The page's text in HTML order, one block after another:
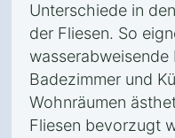
Unterschiede in
der Fliesen. So
wasserabweisende
Badezimmer und
Wohnräumen
Fliesen bevorzugt